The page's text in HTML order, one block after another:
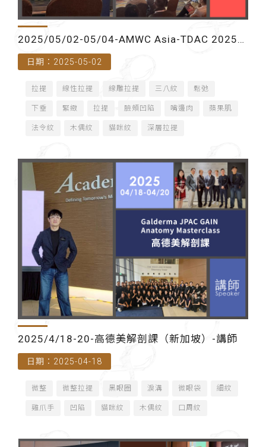
2025/05/02-05/04-AMWC Asia-TDAC 2025
臺灣皮膚科醫學會春季學術討論會(台北國際會議
中心)-講師
日期：2025-05-02
拉提 線性拉提 線雕拉提 三八紋 鬆弛
下垂 緊緻 拉提 臉頰凹陷 嘴邊肉 蘋果肌
法令紋 木偶紋 貓咪紋 深層拉提
2025/4/18-20-高德美解剖課（新加坡）-講師
日期：2025-04-18
微整 微整拉提 黑眼圈 淚溝 微眼袋 細紋
雞爪手 凹陷 貓咪紋 木偶紋 口周紋